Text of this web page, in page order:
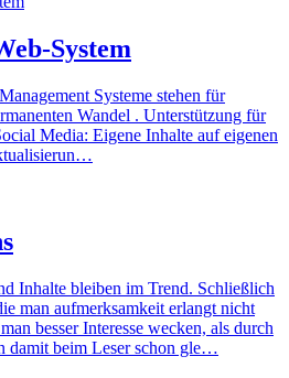
System
Systeme stehen für
Wandel . Unterstützung für
Media: Eigene Inhalte auf eigenen
Inhalte bleiben im Trend. Schließlich
man aufmerksamkeit erlangt nicht
besser Interesse wecken, als durch
damit beim Leser schon gle…